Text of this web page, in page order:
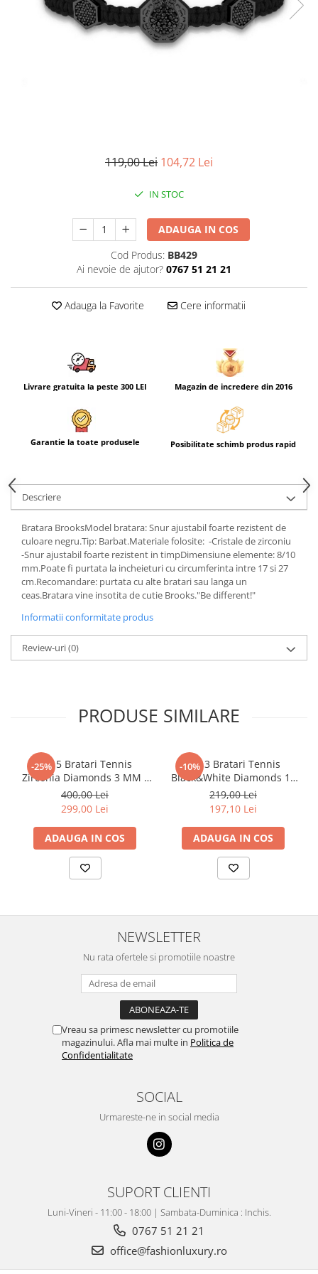
CERCEI
CEASURI DAMA
119,00 Lei 104,72 Lei
IN STOC
ADAUGA IN COS
Cod Produs: BB429
Ai nevoie de ajutor? 0767 51 21 21
Adauga la Favorite Cere informatii
Livrare gratuita la peste 300 LEI Magazin de incredere din 2016
Garantie la toate produsele Posibilitate schimb produs rapid
Descriere
Bratara BrooksModel bratara: Snur ajustabil foarte rezistent de
culoare negru.Tip: Barbat.Materiale folosite: -Cristale de zirconiu
-Snur ajustabil foarte rezistent in timpDimensiune elemente: 8/10
mm.Poate fi purtata la incheieturi cu circumferinta intre 17 si 27
cm.Recomandare: purtata cu alte bratari sau langa un
ceas.Bratara vine insotita de cutie Brooks."Be different!"
Informatii conformitate produs
Review-uri(0)
PRODUSE SIMILARE
-25%
Set 5 Bratari Tennis
Zirconia Diamonds 3 MM /
19.5 CM
400,00 Lei
299,00 Lei
ADAUGA IN COS
-10%
Set 3 Bratari Tennis
Black&White Diamonds 19
CM
219,00 Lei
197,10 Lei
ADAUGA IN COS
NEWSLETTER
Nu rata ofertele si promotiile noastre
Vreau sa primesc newsletter cu promotiile
magazinului. Afla mai multe in Politica de
Confidentialitate
SOCIAL
Urmareste-ne in social media
SUPORT CLIENTI
Luni-Vineri - 11:00 - 18:00 | Sambata-Duminica : Inchis.
0767 51 21 21
office@fashionluxury.ro